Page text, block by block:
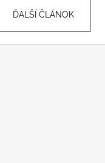
ĎALŠÍ ČLÁNOK